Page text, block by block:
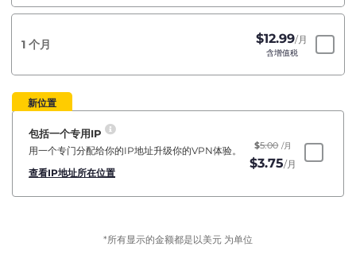
1 个月 $12.99/月
含增值税
新位置
包括一个专用IP
用一个专门分配给你的IP地址升级你的VPN体验。
查看IP地址所在位置
$5.00 /月
$3.75/月
*所有显示的金额都是以美元 为单位